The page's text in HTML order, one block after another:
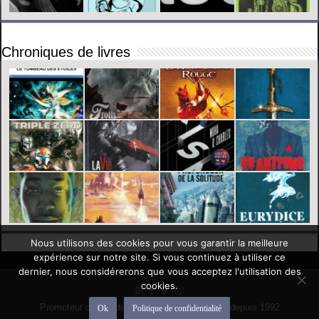
Chroniques de livres
Promoteur officiel des mondes de l'imaginaire depuis 1992
Nous utilisons des cookies pour vous garantir la meilleure
expérience sur notre site. Si vous continuez à utiliser ce
dernier, nous considérerons que vous acceptez l'utilisation des
cookies.
Ok Politique de confidentialité